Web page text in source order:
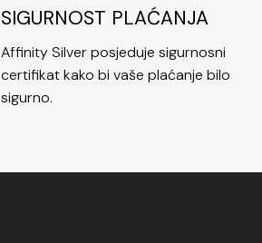
SIGURNOST PLAĆANJA
Affinity Silver posjeduje sigurnosni
certifikat kako bi vaše plaćanje bilo
sigurno.